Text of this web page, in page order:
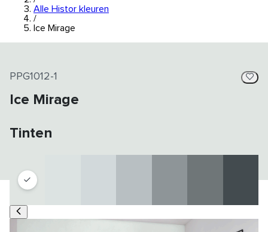
Alle Histor kleuren
/
Ice Mirage
PPG1012-1
Ice Mirage
Tinten